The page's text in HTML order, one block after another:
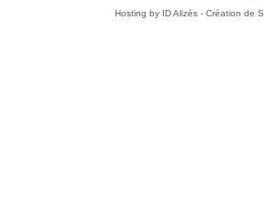
Hosting by ID Alizés - Création de